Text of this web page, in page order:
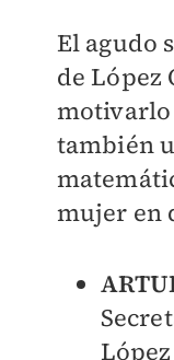
El agudo
de
motivarlo
también
mujer en